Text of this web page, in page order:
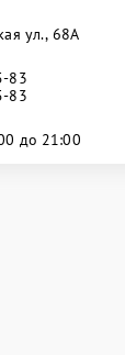
ул., 68А
83
83
до 21:00